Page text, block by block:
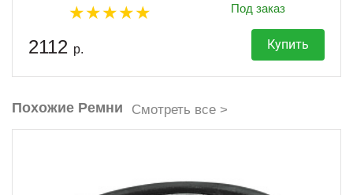
Под заказ
2112 р. Купить
Похожие Ремни Смотреть все >